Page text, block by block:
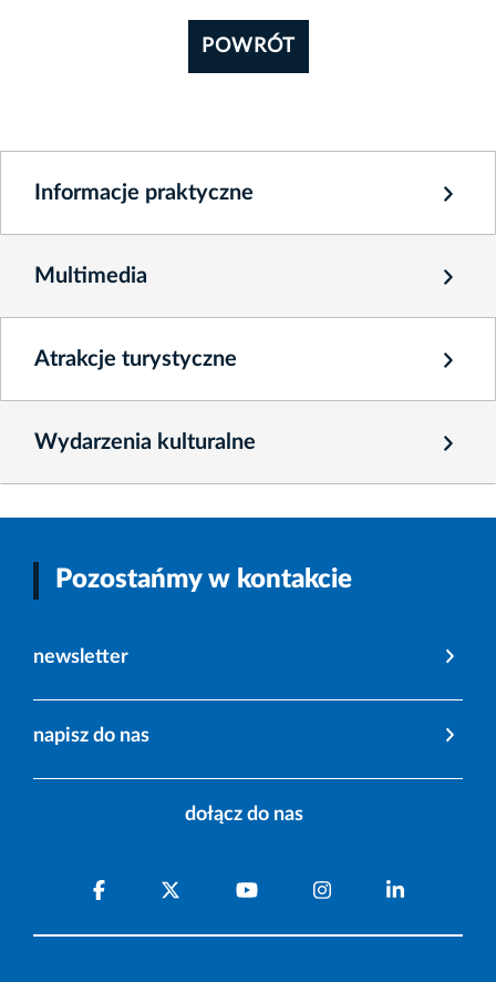
POWRÓT
Informacje praktyczne
Multimedia
Atrakcje turystyczne
Wydarzenia kulturalne
Pozostańmy w kontakcie
newsletter
napisz do nas
dołącz do nas